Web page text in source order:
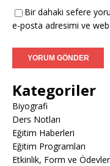
Bir dahaki sefere
e-posta adresimi ve web
Kategoriler
Biyografi
Ders Notları
Eğitim Haberleri
Eğitim Programları
Etkinlik, Form ve Ödevler